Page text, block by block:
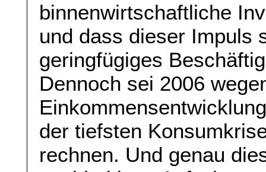
binnenwirtschaftliche
und dass dieser Impuls
geringfügiges
Dennoch sei 2006
der tiefsten
rechnen. Und genau